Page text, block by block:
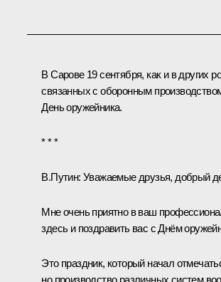
В Сарове 19 сентября, как и в других
связанных с оборонным
День оружейника.
* * *
В.Путин: Уважаемые друзья, добрый
Мне очень приятно в ваш
здесь и поздравить вас с Днём
Это праздник, который начал
но производство различных систем